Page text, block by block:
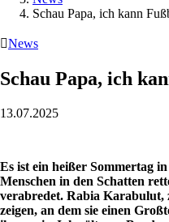
Schau Papa, ich kann
News
Schau Papa, ich
13.07.2025
Es ist ein heißer Sommertag
Menschen in den Schatten
verabredet. Rabia
zeigen, an dem sie einen